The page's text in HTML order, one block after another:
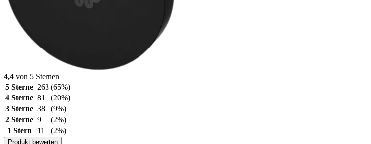
4,4 von 5 Sternen
5 Sterne 263 (65%)
4 Sterne 81
(20%)
3 Sterne 38
(9%)
2 Sterne 9
(2%)
1 Stern
11 (2%)
Produkt bewerten